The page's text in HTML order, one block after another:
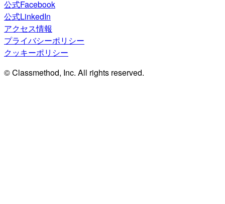
公式Facebook
公式LinkedIn
アクセス情報
プライバシーポリシー
クッキーポリシー
© Classmethod, Inc. All rights reserved.